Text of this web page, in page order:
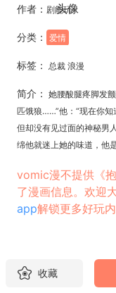
作者： 剧能玩
分类： 爱情
标签： 总裁 浪漫
简介： 她腰酸腿疼脚发
匹饿狼……”他：“现在你
但却没有见过面的神秘男
绵他就迷上她的味道，他
vomic漫不提供《
了漫画信息。欢迎
app解锁更多好玩内
收藏